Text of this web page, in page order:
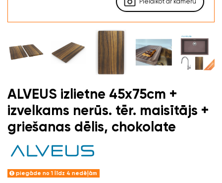
ALVEUS izlietne 45x75cm +
izvelkams nerūs. tēr. maisītājs +
griešanas dēlis, chokolate
piegāde no 1 līdz 4 nedēļām